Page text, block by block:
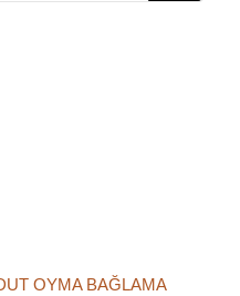
OYMA BAĞLAMA